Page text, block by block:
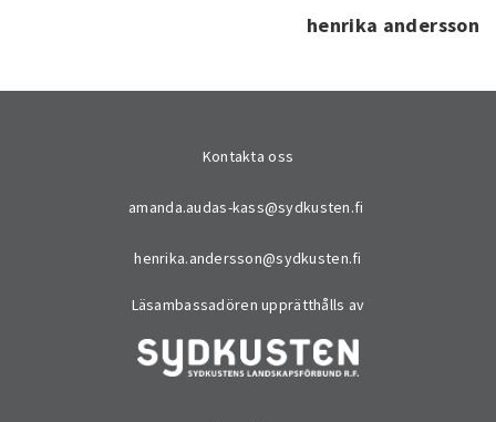
henrika andersson
Kontakta oss
amanda.audas-kass@sydkusten.fi
henrika.andersson@sydkusten.fi
Läsambassadören upprätthålls av